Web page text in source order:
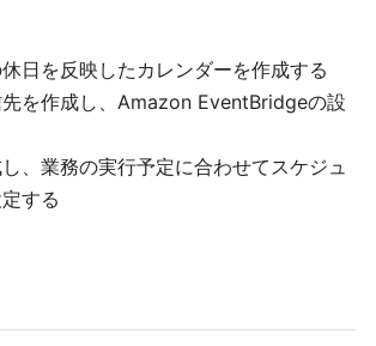
日を反映したカレンダーを作成する
を作成し、Amazon EventBridgeの設
、業務の実行予定に合わせてスケジュ
する